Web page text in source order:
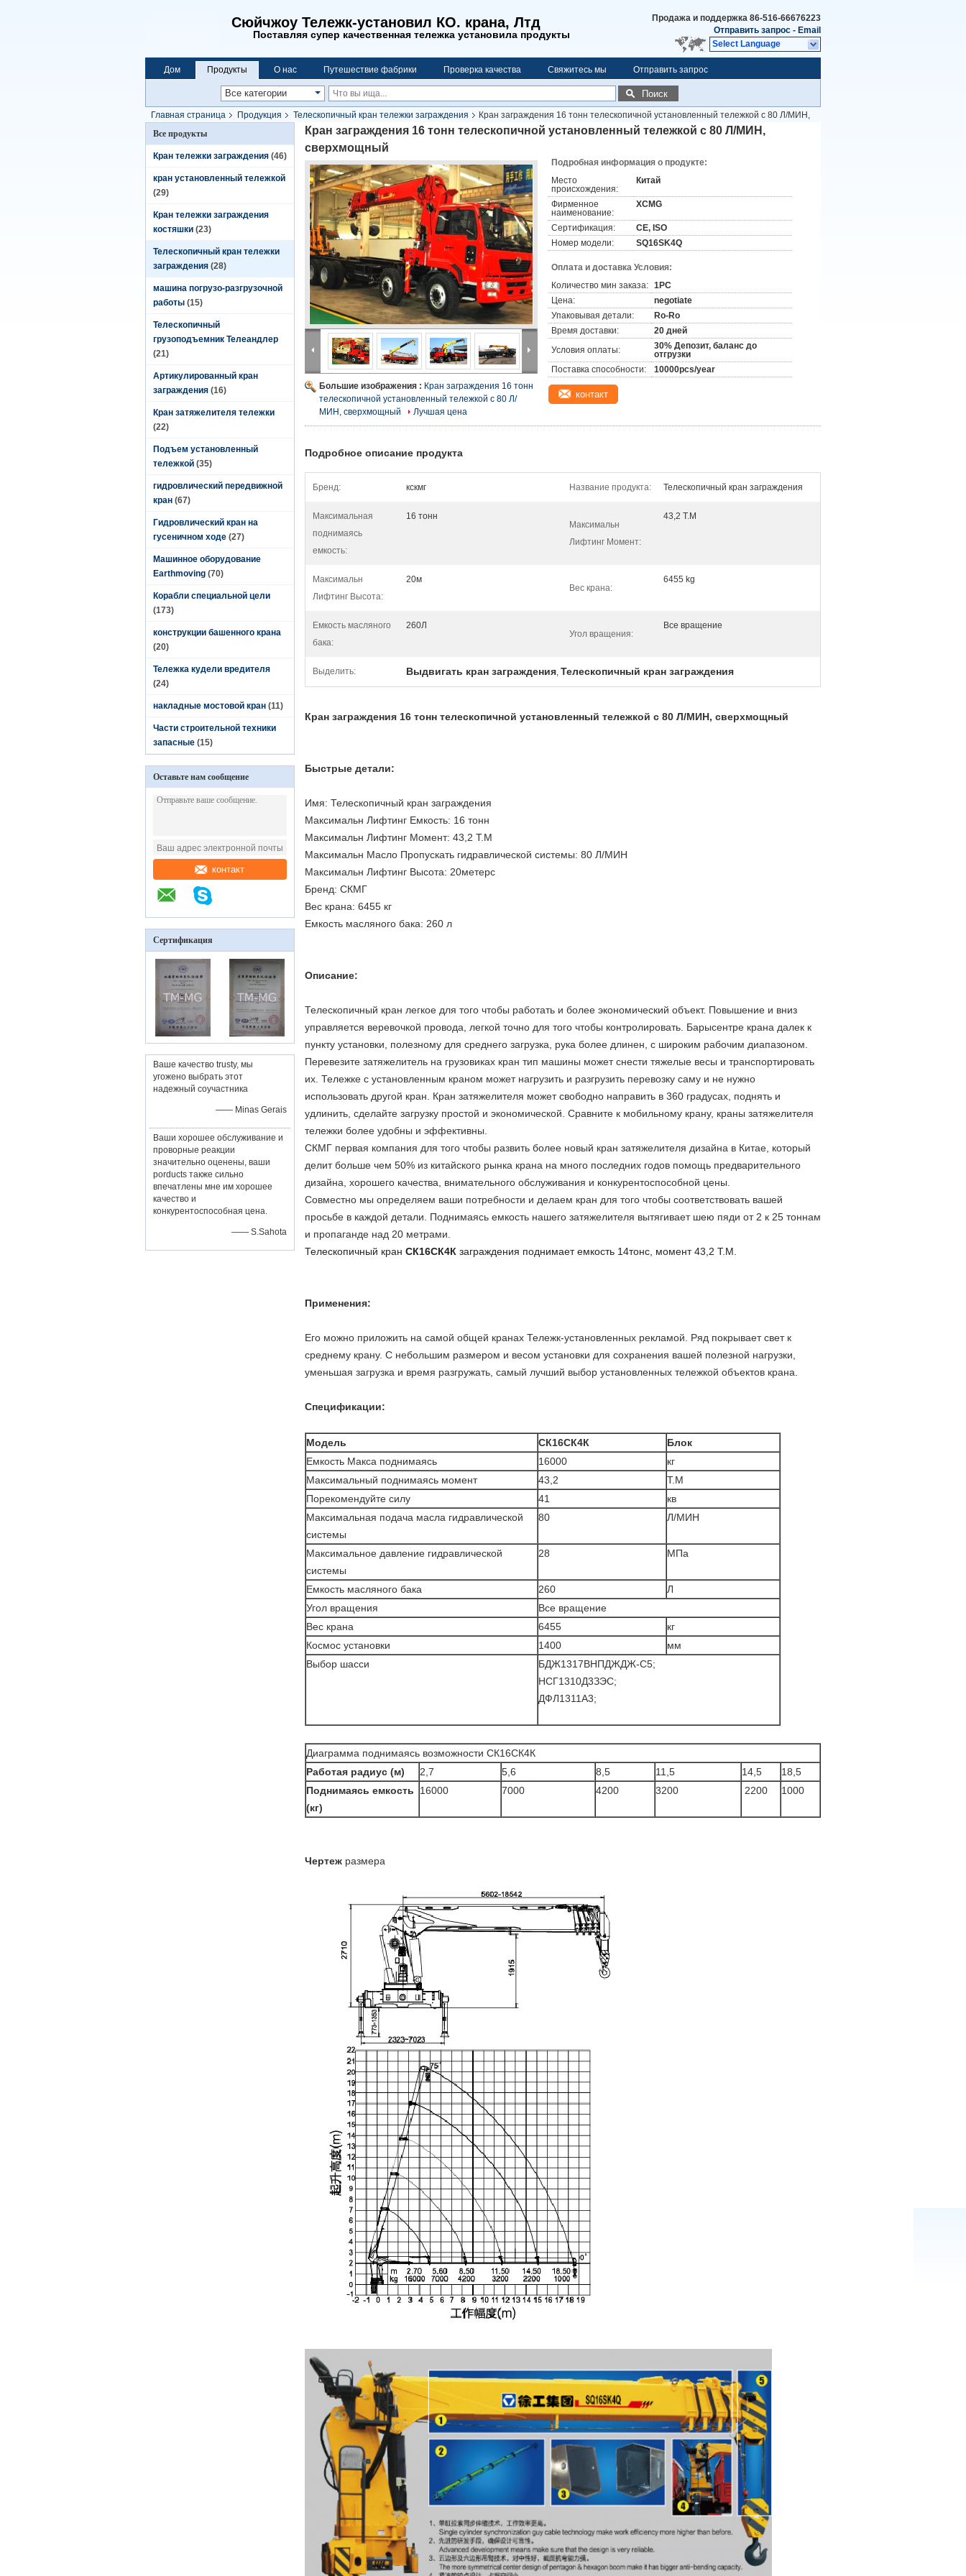
Сюйчжоу Тележк-установил КО. крана, Лтд
Поставляя супер качественная тележка установила продукты
Продажа и поддержка 86-516-66676223
Отправить запрос - Email
Select Language
Дом Продукты О нас Путешествие фабрики Проверка качества Свяжитесь мы Отправить запрос
Поиск
Главная страница Продукция Телескопичный кран тележки заграждения
Кран заграждения 16 тонн телескопичной установленный тележкой с 80 Л/МИН,
сверхмощный
Все продукты
Кран тележки заграждения (46)
кран установленный тележкой
(29)
Кран тележки заграждения
костяшки (23)
Телескопичный кран тележки
заграждения (28)
машина погрузо-разгрузочной
работы (15)
Телескопичный
грузоподъемник Телеандлер
(21)
Артикулированный кран
заграждения (16)
Кран затяжелителя тележки
(22)
Подъем установленный
тележкой (35)
гидровлический передвижной
кран (67)
Гидровлический кран на
гусеничном ходе (27)
Машинное оборудование
Earthmoving (70)
Корабли специальной цели
(173)
конструкции башенного крана
(20)
Тележка кудели вредителя
(24)
накладные мостовой кран (11)
Части строительной техники
запасные (15)
Оставьте нам сообщение
контакт
Сертификация
Ваше качество trusty, мы
угожено выбрать этот
надежный соучастника
—— Minas Gerais
Ваши хорошее обслуживание и
проворные реакции
значительно оценены, ваши
porducts также сильно
впечатлены мне им хорошее
качество и
конкурентоспособная цена.
—— S.Sahota
Кран заграждения 16 тонн телескопичной установленный тележкой с 80 Л/МИН,
сверхмощный
Большие изображения : Кран заграждения 16 тонн
телескопичной установленный тележкой с 80 Л/
МИН, сверхмощный
Лучшая цена
Подробная информация о продукте:
Место
происхождения:
Китай
Фирменное
наименование:
XCMG
Сертификация:
CE, ISO
Номер модели:
SQ16SK4Q
Оплата и доставка Условия:
Количество мин заказа: 1PC
Цена:
negotiate
Упаковывая детали:
Ro-Ro
Время доставки:
20 дней
Условия оплаты:
30% Депозит, баланс до
отгрузки
Поставка способности:
10000pcs/year
контакт
Подробное описание продукта
Бренд: кскмг Название продукта: Телескопичный кран заграждения
Максимальная
поднимаясь
емкость:
16 тонн
Максимальн
Лифтинг Момент:
43,2 T.M
Максимальн
Лифтинг Высота:
20м
Вес крана:
6455 kg
Емкость масляного
бака:
260Л
Угол вращения:
Все вращение
Выделить: Выдвигать кран заграждения, Телескопичный кран заграждения
Кран заграждения 16 тонн телескопичной установленный тележкой с 80 Л/МИН, сверхмощный
Быстрые детали:
Имя: Телескопичный кран заграждения
Максимальн Лифтинг Емкость: 16 тонн
Максимальн Лифтинг Момент: 43,2 Т.М
Максимальн Масло Пропускать гидравлической системы: 80 Л/МИН
Максимальн Лифтинг Высота: 20метерс
Бренд: СКМГ
Вес крана: 6455 кг
Емкость масляного бака: 260 л
Описание:
Телескопичный кран легкое для того чтобы работать и более экономический объект. Повышение и вниз
управляется веревочкой провода, легкой точно для того чтобы контролировать. Барысентре крана далек к
пункту установки, полезному для среднего загрузка, рука более длинен, с широким рабочим диапазоном.
Перевезите затяжелитель на грузовиках кран тип машины может снести тяжелые весы и транспортировать
их. Тележке с установленным краном может нагрузить и разгрузить перевозку саму и не нужно
использовать другой кран. Кран затяжелителя может свободно направить в 360 градусах, поднять и
удлинить, сделайте загрузку простой и экономической. Сравните к мобильному крану, краны затяжелителя
тележки более удобны и эффективны.
СКМГ первая компания для того чтобы развить более новый кран затяжелителя дизайна в Китае, который
делит больше чем 50% из китайского рынка крана на много последних годов помощь предварительного
дизайна, хорошего качества, внимательного обслуживания и конкурентоспособной цены.
Совместно мы определяем ваши потребности и делаем кран для того чтобы соответствовать вашей
просьбе в каждой детали. Поднимаясь емкость нашего затяжелителя вытягивает шею пяди от 2 к 25 тоннам
и пропаганде над 20 метрами.
Телескопичный кран СК16СК4К заграждения поднимает емкость 14тонс, момент 43,2 Т.М.
Применения:
Его можно приложить на самой общей кранах Тележк-установленных рекламой. Ряд покрывает свет к
среднему крану. С небольшим размером и весом установки для сохранения вашей полезной нагрузки,
уменьшая загрузка и время разгружать, самый лучший выбор установленных тележкой объектов крана.
Спецификации:
Модель СК16СК4К
Блок
Емкость Макса поднимаясь
16000
кг
Максимальный поднимаясь момент
43,2
Т.М
Порекомендуйте силу
41
кв
Максимальная подача масла гидравлической
системы
80 Л/МИН
Максимальное давление гидравлической
системы
28 МПа
Емкость масляного бака 260
Л
Угол вращения
Все вращение
Вес крана
6455
кг
Космос установки
1400
мм
Выбор шасси
БДЖ1317ВНПДЖДЖ-С5;
НСГ1310Д3ЗЭС;
ДФЛ1311А3;
Диаграмма поднимаясь возможности СК16СК4К
Работая радиус (м)
2,7 5,6 8,5 11,5 14,5
18,5
Поднимаясь емкость
(кг)
16000 7000 4200 3200 2200 1000
Чертеж размера